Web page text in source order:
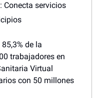
: Conecta servicios
de la
trabajadores en
Virtual
con 50 millones